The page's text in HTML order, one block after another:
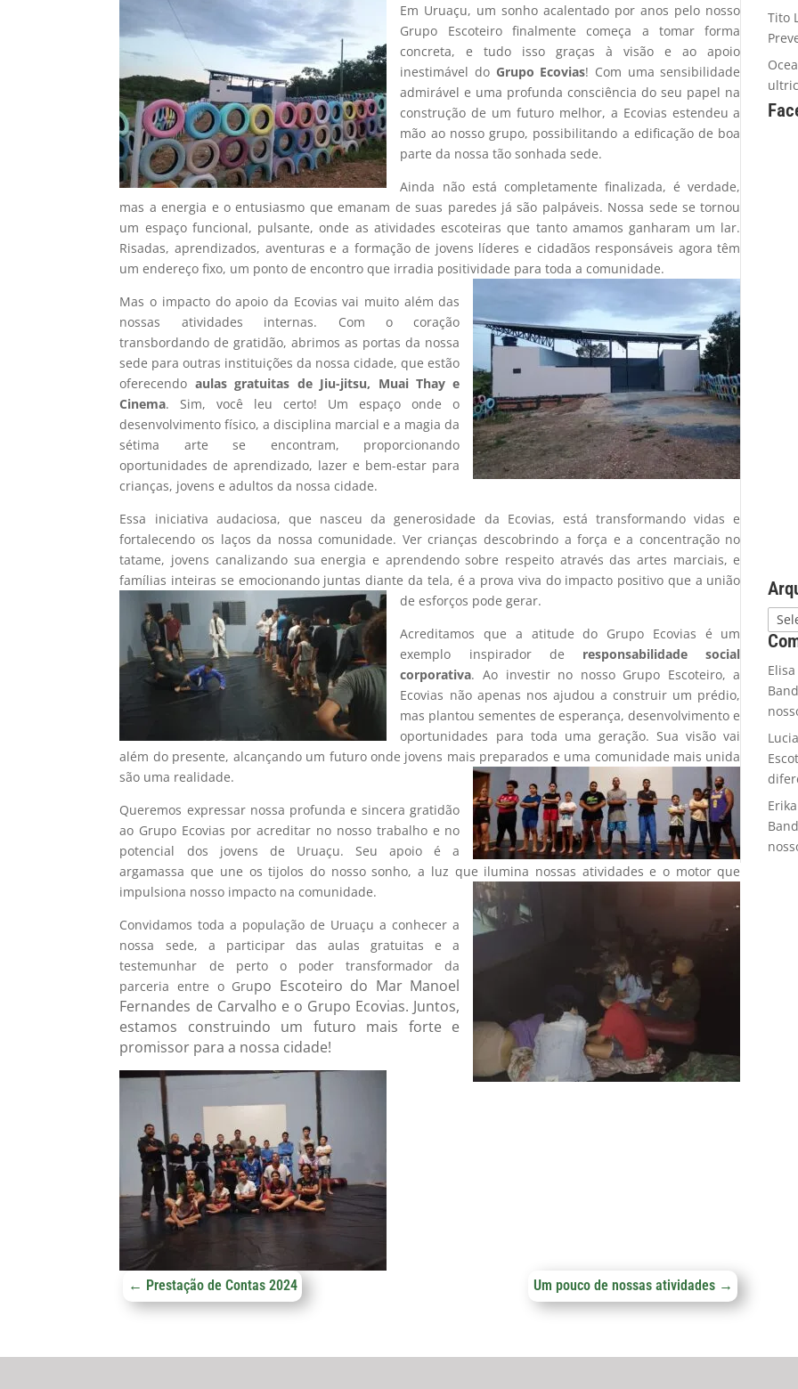
Em Uruaçu, um sonho acalentado por anos pelo nosso
Grupo Escoteiro finalmente começa a tomar forma
concreta, e tudo isso graças à visão e ao apoio
inestimável do Grupo Ecovias! Com uma sensibilidade
admirável e uma profunda consciência do seu papel na
construção de um futuro melhor, a Ecovias estendeu a
mão ao nosso grupo, possibilitando a edificação de boa
parte da nossa tão sonhada sede.
Ainda não está completamente finalizada, é verdade,
mas a energia e o entusiasmo que emanam de suas paredes já são palpáveis. Nossa sede se tornou
um espaço funcional, pulsante, onde as atividades escoteiras que tanto amamos ganharam um lar.
Risadas, aprendizados, aventuras e a formação de jovens líderes e cidadãos responsáveis agora têm
um endereço fixo, um ponto de encontro que irradia positividade para toda a comunidade.
Mas o impacto do apoio da Ecovias vai muito além das
nossas atividades internas. Com o coração
transbordando de gratidão, abrimos as portas da nossa
sede para outras instituições da nossa cidade, que estão
oferecendo aulas gratuitas de Jiu-jitsu, Muai Thay e
Cinema. Sim, você leu certo! Um espaço onde o
desenvolvimento físico, a disciplina marcial e a magia da
sétima arte se encontram, proporcionando
oportunidades de aprendizado, lazer e bem-estar para
crianças, jovens e adultos da nossa cidade.
Essa iniciativa audaciosa, que nasceu da generosidade da Ecovias, está transformando vidas e
fortalecendo os laços da nossa comunidade. Ver crianças descobrindo a força e a concentração no
tatame, jovens canalizando sua energia e aprendendo sobre respeito através das artes marciais, e
famílias inteiras se emocionando juntas diante da tela, é a prova viva do impacto positivo que a união
de esforços pode gerar.
Acreditamos que a atitude do Grupo Ecovias é um
exemplo inspirador de responsabilidade social
corporativa. Ao investir no nosso Grupo Escoteiro, a
Ecovias não apenas nos ajudou a construir um prédio,
mas plantou sementes de esperança, desenvolvimento e
oportunidades para toda uma geração. Sua visão vai
além do presente, alcançando um futuro onde jovens mais preparados e uma comunidade mais unida
são uma realidade.
Queremos expressar nossa profunda e sincera gratidão
ao Grupo Ecovias por acreditar no nosso trabalho e no
potencial dos jovens de Uruaçu. Seu apoio é a
argamassa que une os tijolos do nosso sonho, a luz que ilumina nossas atividades e o motor que
impulsiona nosso impacto na comunidade.
Convidamos toda a população de Uruaçu a conhecer a
nossa sede, a participar das aulas gratuitas e a
testemunhar de perto o poder transformador da
parceria entre o Grupo Escoteiro do Mar Manoel
Fernandes de Carvalho e o Grupo Ecovias. Juntos,
estamos construindo um futuro mais forte e
promissor para a nossa cidade!
← Prestação de Contas 2024 Um pouco de nossas atividades →
Tito
Elisa
Erika